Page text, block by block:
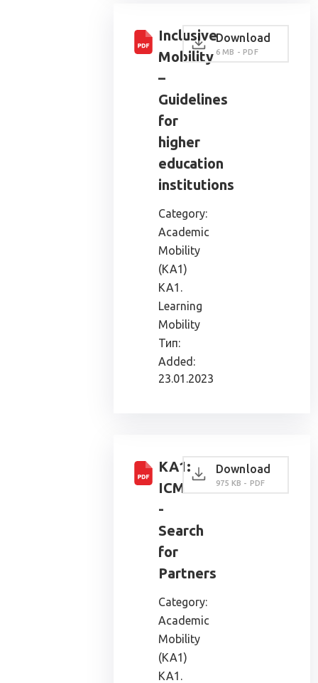
Inclusive
Mobility
–
Guidelines
for
higher
education
institutions
Category:
Academic
Mobility
(KA1)
KA1.
Learning
Mobility
Тип:
Added:
23.01.2023
Download
6 MB - PDF
KA1:
ICM
-
Search
for
Partners
Category:
Academic
Mobility
(KA1)
KA1.
Download
975 KB - PDF